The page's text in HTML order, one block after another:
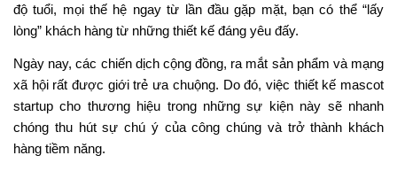
độ tuổi, mọi thế hệ ngay từ lần đầu gặp mặt, bạn có thể “lấy
lòng” khách hàng từ những thiết kế đáng yêu đấy.
Ngày nay, các chiến dịch cộng đồng, ra mắt sản phẩm và mạng
xã hội rất được giới trẻ ưa chuộng. Do đó, việc thiết kế mascot
startup cho thương hiệu trong những sự kiện này sẽ nhanh
chóng thu hút sự chú ý của công chúng và trở thành khách
hàng tiềm năng.